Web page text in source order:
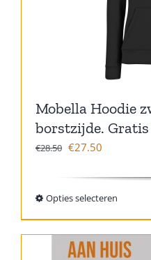
Mobella Hoodie
borstzijde.
€28.50 €27.50
Opties selecteren